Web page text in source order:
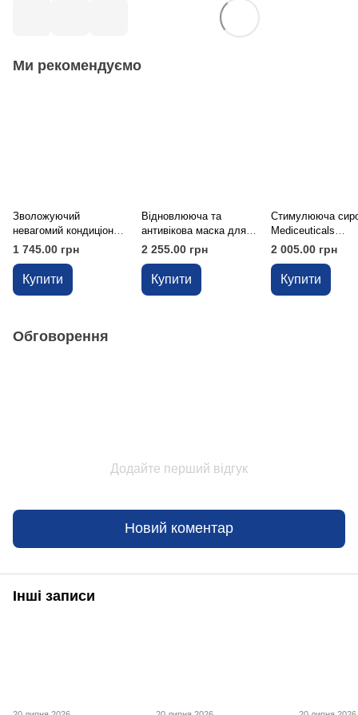
Ми рекомендуємо
Зволожуючий
невагомий кондиціонер
Mediceuticals Vitatin™
для жінок, 250 мл
1 745.00 грн
Купити
Відновлююча та
антивікова маска для
волосся і шкіри голови
Mediceuticals MX Dual
Therapy™, 150 мл
2 255.00 грн
Купити
Стимулююча
Mediceuticals
Cellagen™ для
волосся та
шкіри голови,
2 005.00 грн
Купити
Обговорення
Додайте перший відгук
Новий коментар
Інші записи